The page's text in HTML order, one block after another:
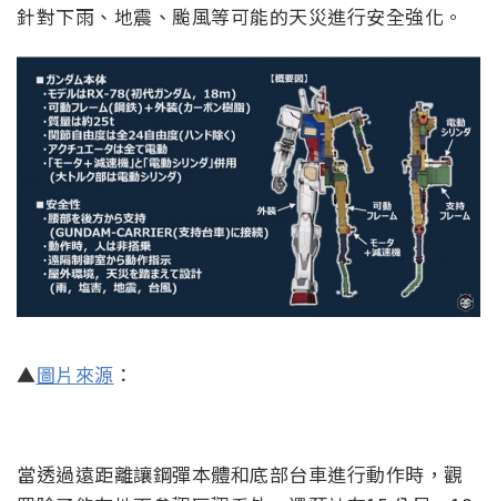
針對下雨、地震、颱風等可能的天災進行安全強化。
▲圖片來源 ：
當透過遠距離讓鋼彈本體和底部台車進行動作時，觀